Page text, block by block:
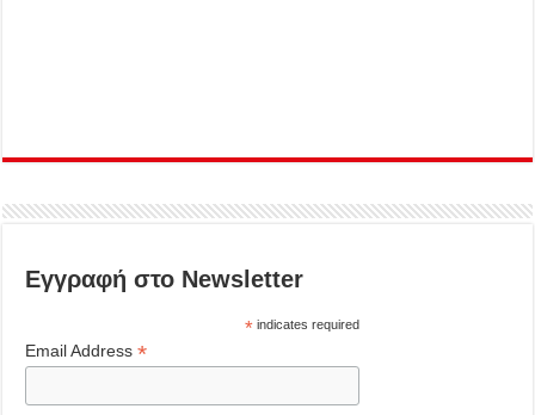
Εγγραφή στο Newsletter
*indicates required
Email Address*